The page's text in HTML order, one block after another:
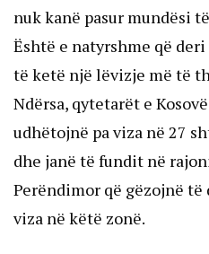
nuk kanë pasur mundësi
Është e natyrshme që
të ketë një lëvizje më të
Ndërsa, qytetarët e
udhëtojnë pa viza në 27
dhe janë të fundit në
Perëndimor që gëzojnë
viza në këtë zonë.